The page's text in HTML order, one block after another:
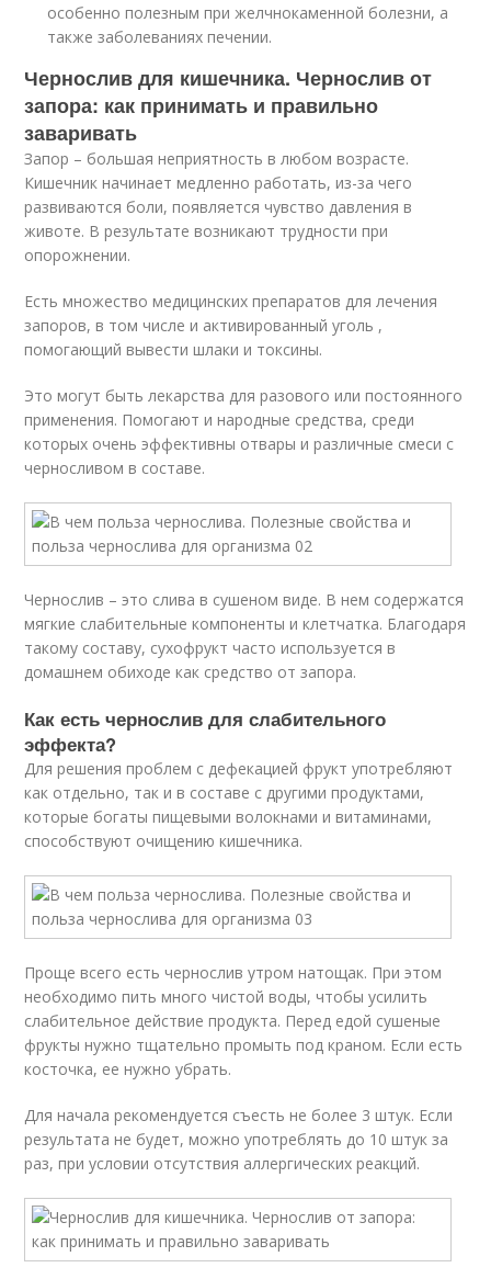
особенно полезным при желчнокаменной болезни, а
также заболеваниях печении.
Чернослив для кишечника. Чернослив от
запора: как принимать и правильно
заваривать
Запор – большая неприятность в любом возрасте.
Кишечник начинает медленно работать, из-за чего
развиваются боли, появляется чувство давления в
животе. В результате возникают трудности при
опорожнении.
Есть множество медицинских препаратов для лечения
запоров, в том числе и активированный уголь ,
помогающий вывести шлаки и токсины.
Это могут быть лекарства для разового или постоянного
применения. Помогают и народные средства, среди
которых очень эффективны отвары и различные смеси с
черносливом в составе.
Чернослив – это слива в сушеном виде. В нем содержатся
мягкие слабительные компоненты и клетчатка. Благодаря
такому составу, сухофрукт часто используется в
домашнем обиходе как средство от запора.
Как есть чернослив для слабительного
эффекта?
Для решения проблем с дефекацией фрукт употребляют
как отдельно, так и в составе с другими продуктами,
которые богаты пищевыми волокнами и витаминами,
способствуют очищению кишечника.
Проще всего есть чернослив утром натощак. При этом
необходимо пить много чистой воды, чтобы усилить
слабительное действие продукта. Перед едой сушеные
фрукты нужно тщательно промыть под краном. Если есть
косточка, ее нужно убрать.
Для начала рекомендуется съесть не более 3 штук. Если
результата не будет, можно употреблять до 10 штук за
раз, при условии отсутствия аллергических реакций.